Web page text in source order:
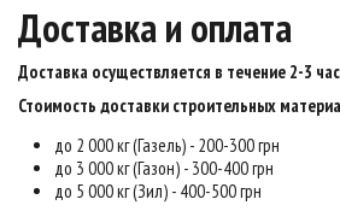
Доставка и оплата
Доставка осуществляется в течение 2-3
Стоимость доставки строительных
до 2 000 кг (Газель) - 200-300 грн
до 3 000 кг (Газон) - 300-400 грн
до 5 000 кг (Зил) - 400-500 грн